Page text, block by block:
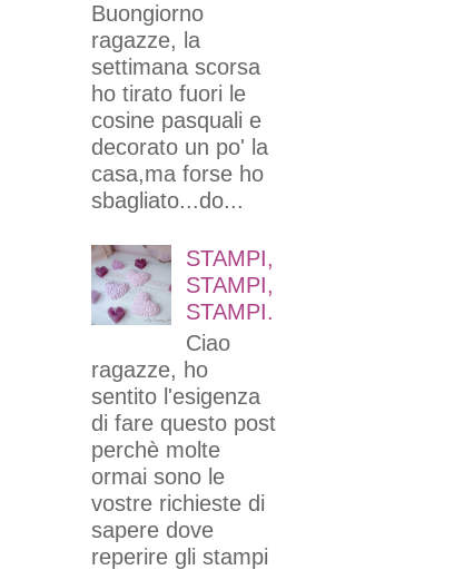
Buongiorno
ragazze, la
settimana scorsa
ho tirato fuori le
cosine pasquali e
decorato un po' la
casa,ma forse ho
sbagliato...do...
STAMPI,
STAMPI,
STAMPI.
Ciao
ragazze, ho
sentito l'esigenza
di fare questo post
perchè molte
ormai sono le
vostre richieste di
sapere dove
reperire gli stampi